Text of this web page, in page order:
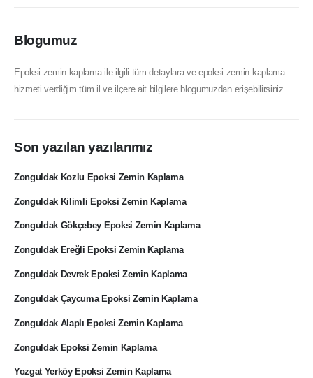
Blogumuz
Epoksi zemin kaplama ile ilgili tüm detaylara ve epoksi zemin kaplama
hizmeti verdiğim tüm il ve ilçere ait bilgilere blogumuzdan erişebilirsiniz.
Son yazılan yazılarımız
Zonguldak Kozlu Epoksi Zemin Kaplama
Zonguldak Kilimli Epoksi Zemin Kaplama
Zonguldak Gökçebey Epoksi Zemin Kaplama
Zonguldak Ereğli Epoksi Zemin Kaplama
Zonguldak Devrek Epoksi Zemin Kaplama
Zonguldak Çaycuma Epoksi Zemin Kaplama
Zonguldak Alaplı Epoksi Zemin Kaplama
Zonguldak Epoksi Zemin Kaplama
Yozgat Yerköy Epoksi Zemin Kaplama